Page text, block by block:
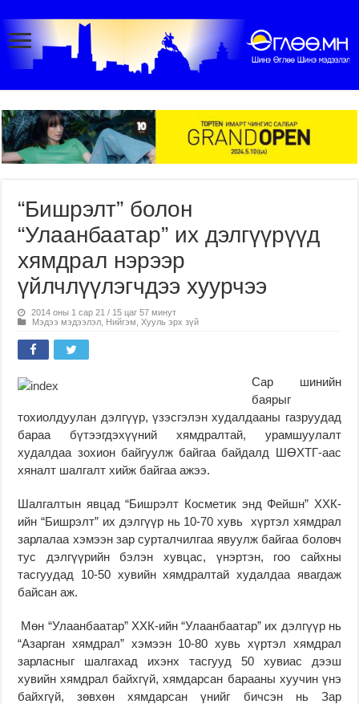
“Бишрэлт” болон
“Улаанбаатар” их дэлгүүрүүд
хямдрал нэрээр
үйлчлүүлэгчдээ хуурчээ
2014 оны 1 сар 21 / 15 цаг 57 минут
Мэдээ мэдээлэл Нийгэм ,Хууль эрх зүй
Сар шинийн
баярыг
тохиолдуулан дэлгүүр, үзэсгэлэн худалдааны газруудад
бараа бүтээгдэхүүний хямдралтай, урамшуулалт
худалдаа зохион байгуулж байгаа байдалд ШӨХТГ-аас
хяналт шалгалт хийж байгаа ажээ.
Шалгалтын явцад “Бишрэлт Косметик энд Фейшн” ХХК-
ийн “Бишрэлт” их дэлгүүр нь 10-70 хувь хүртэл хямдрал
зарлалаа хэмээн зар сурталчилгаа явуулж байгаа боловч
тус дэлгүүрийн бэлэн хувцас, үнэртэн, гоо сайхны
тасгуудад 10-50 хувийн хямдралтай худалдаа явагдаж
байсан аж.
Мөн “Улаанбаатар” ХХК-ийн “Улаанбаатар” их дэлгүүр нь
“Азарган хямдрал” хэмээн 10-80 хувь хүртэл хямдрал
зарласныг шалгахад ихэнх тасгууд 50 хувиас дээш
хувийн хямдрал байхгүй, хямдарсан барааны хуучин үнэ
байхгүй, зөвхөн хямдарсан үнийг бичсэн нь Зар